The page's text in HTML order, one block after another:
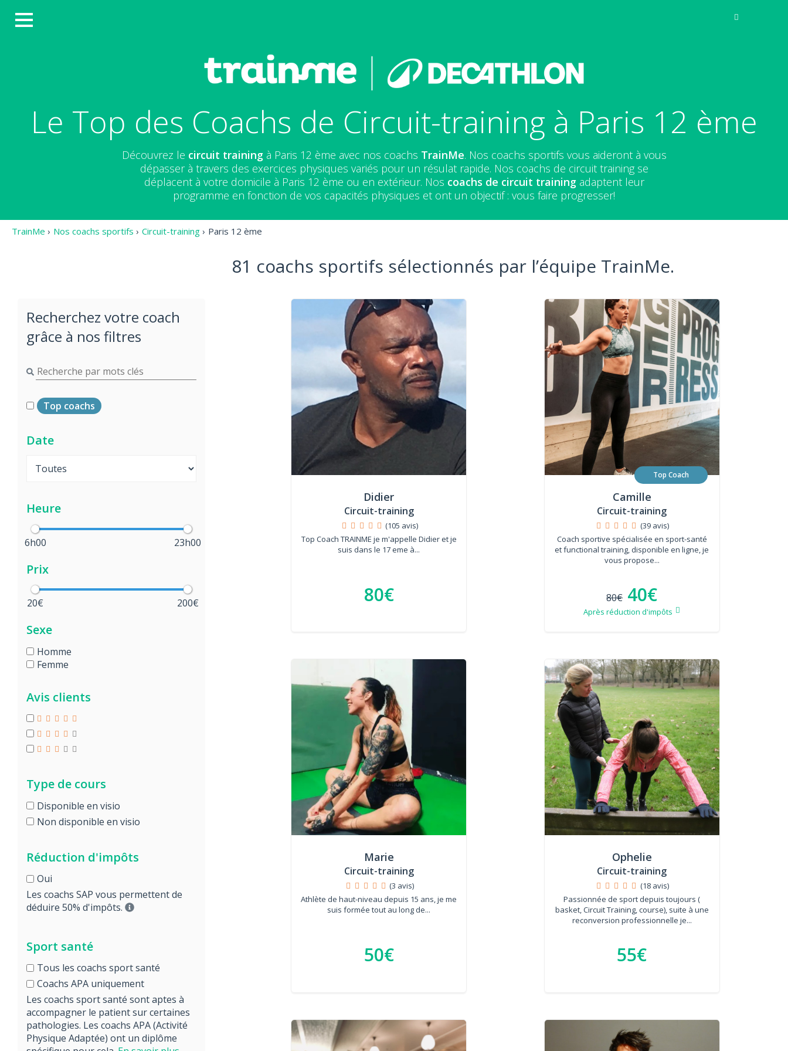
Le Top des Coachs de Circuit-training à Paris 12 ème
Découvrez le circuit trainingà Paris 12 ème avec nos coachs TrainMe. Nos coachs sportifs vous aideront à vous
dépasser à travers des exercices physiques variés pour un résulat rapide. Nos coachs de circuit training se
déplacent à votre domicile à Paris 12 ème ou en extérieur. Nos coachs de circuit trainingadaptent leur
programme en fonction de vos capacités physiques et ont un objectif : vous faire progresser!
TrainMe › Nos coachs sportifs › Circuit-training › Paris 12 ème
Recherchez votre coach
grâce à nos filtres
Top coachs
Date
Heure
6h00 23h00
Prix
20€ 200€
Sexe
Homme
Femme
Avis clients
Type de cours
Disponible en visio
Non disponible en visio
Réduction d'impôts
Oui
Les coachs SAP vous permettent de
déduire 50% d'impôts.
Sport santé
Tous les coachs sport santé
Coachs APA uniquement
Les coachs sport santé sont aptes à
accompagner le patient sur certaines
pathologies. Les coachs APA (Activité
Physique Adaptée) ont un diplôme
81 coachs sportifs sélectionnés par l’équipe TrainMe.
Didier
Circuit-training
(105 avis)
Top Coach TRAINME je m'appelle Didier et je
suis dans le 17 eme à...
80€
Top Coach
Camille
Circuit-training
(39 avis)
Coach sportive spécialisée en sport-santé
et functional training, disponible en ligne, je
vous propose...
80€ 40€
Après réduction d'impôts
Marie
Circuit-training
(3 avis)
Athlète de haut-niveau depuis 15 ans, je me
suis formée tout au long de...
50€
Ophelie
Circuit-training
(18 avis)
Passionnée de sport depuis toujours (
basket, Circuit Training, course), suite à une
reconversion professionnelle je...
55€